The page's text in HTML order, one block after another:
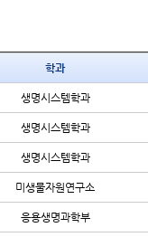
학과
생명시스템학과
생명시스템학과
생명시스템학과
미생물자원연구소
응용생명과학부